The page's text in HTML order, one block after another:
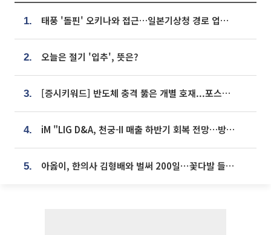
1. 태풍 '돌핀' 오키나와 접근…일본기상청 경로 업데이트
2. 오늘은 절기 '입추', 뜻은?
3. [증시키워드] 반도체 충격 뚫은 개별 호재...포스코퓨처엠·에코프로·한화솔루션 '눈길'
4. iM "LIG D&A, 천궁-II 매출 하반기 회복 전망…방산 톱픽 유지"
5. 아옳이, 한의사 김형배와 벌써 200일⋯꽃다발 들고 "프러포즈 아냐"